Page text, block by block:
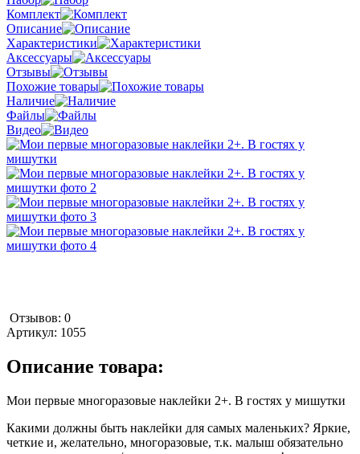
Комплект
Описание
Характеристики
Аксессуары
Отзывы
Похожие товары
Наличие
Файлы
Видео
Отзывов: 0
Артикул: 1055
Описание товара:
Мои первые многоразовые наклейки 2+. В гостях у мишутки
Какими должны быть наклейки для самых маленьких? Яркие,
четкие и, желательно, многоразовые, т.к. малыш обязательно